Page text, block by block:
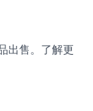
出售。了解更